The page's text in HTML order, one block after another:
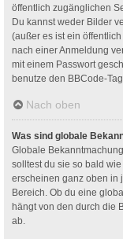
öffentlich zugänglichen
Du kannst weder Bilder
(außer es ist ein
nach einer Anmeldung
mit einem Passwort
benutze den BBCode-Tag
Nach oben
Was sind globale
Globale
solltest du sie so bald
erscheinen ganz oben in
Bereich. Ob du eine
hängt von den durch die
ab.